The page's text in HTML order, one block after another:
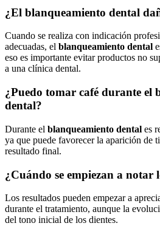
¿El blanqueamiento dental
Cuando se realiza con indicación
adecuadas, el blanqueamiento dental
eso es importante evitar productos no
a una clínica dental.
¿Puedo tomar café durante el
dental?
Durante el blanqueamiento dental es
ya que puede favorecer la aparición de
resultado final.
¿Cuándo se empiezan a notar
Los resultados pueden empezar a
durante el tratamiento, aunque la
del tono inicial de los dientes.